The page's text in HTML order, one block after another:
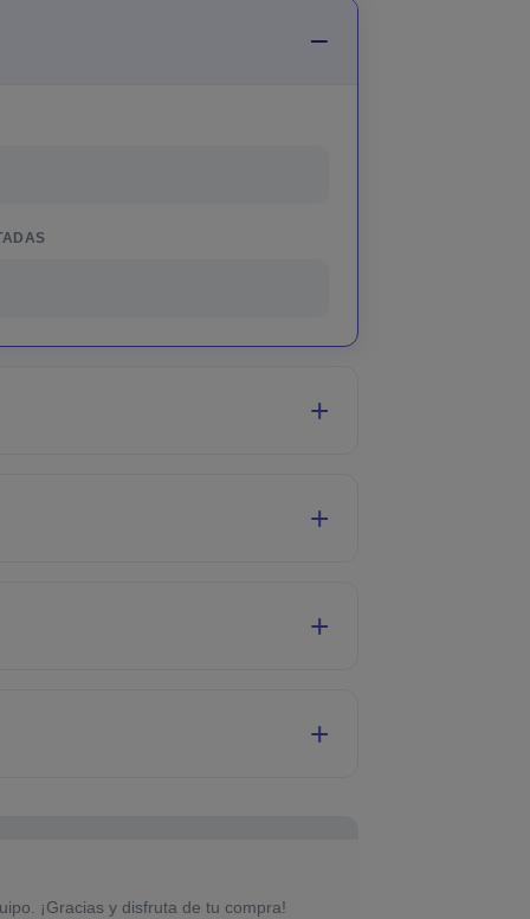
¡Gracias y disfruta de tu compra!